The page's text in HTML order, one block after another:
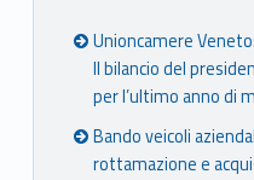
Unioncamere
Il bilancio del
per l’ultimo anno di
Bando veicoli
rottamazione e